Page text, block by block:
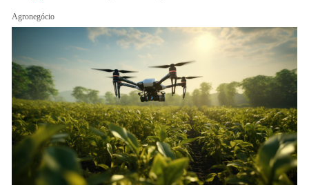
Agronegócio